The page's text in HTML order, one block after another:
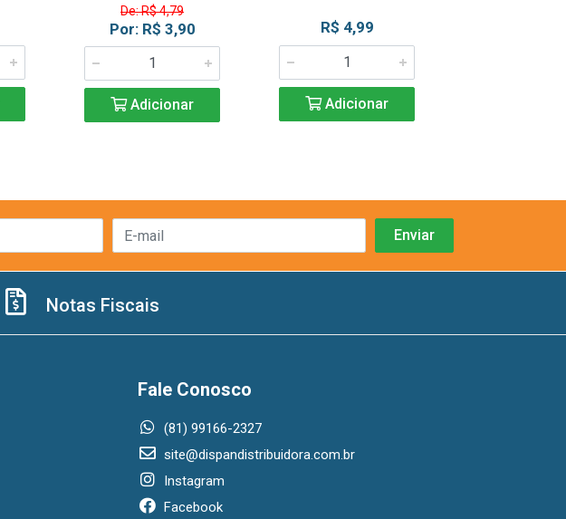
De: R$ 4,79
Por: R$ 3,90
Adicionar
R$ 4,99
Adicionar
Notas Fiscais
Fale Conosco
(81) 99166-2327
site@dispandistribuidora.com.br
Instagram
Facebook